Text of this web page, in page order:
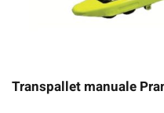
Transpallet manuale